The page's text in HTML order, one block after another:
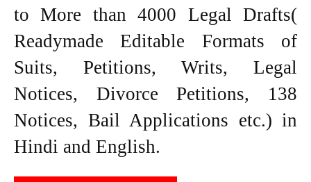
to More than 4000 Legal Drafts(
Readymade Editable Formats of
Suits, Petitions, Writs, Legal
Notices, Divorce Petitions, 138
Notices, Bail Applications etc.) in
Hindi and English.